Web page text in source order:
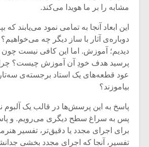
مشابه را بر ما هویدا می‌کند.
این ابعاد آنجا به تمامی نمود می‌یابند که
دوباره‌ی آثار با ساز دیگر چه
دیدیم؛ آموزش. اما این کافی نیست چون
پرسید هدف خودِ آن آموزش چیست؟ چرا
عود قطعه‌های یک استاد برجسته‌ی سه‌تار
بیاموزند؟
پاسخ به این پرسش‌ها در قالب یک آلبوم
پس به سراغ سطح دیگری می‌رویم. و
برای اجرای مجدد یا دقیق‌تر، تفسیر
تفسیر، آنجا که اجرای مجدد بخشی